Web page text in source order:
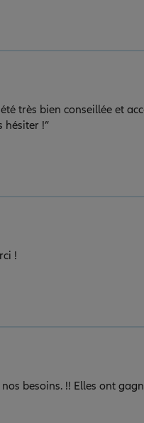
très bien conseillée et
hésiter !”
!
besoins. !! Elles ont